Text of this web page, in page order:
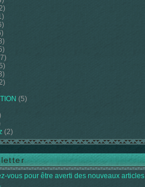
(5)
(2)
vous pour être averti des nouveaux articles